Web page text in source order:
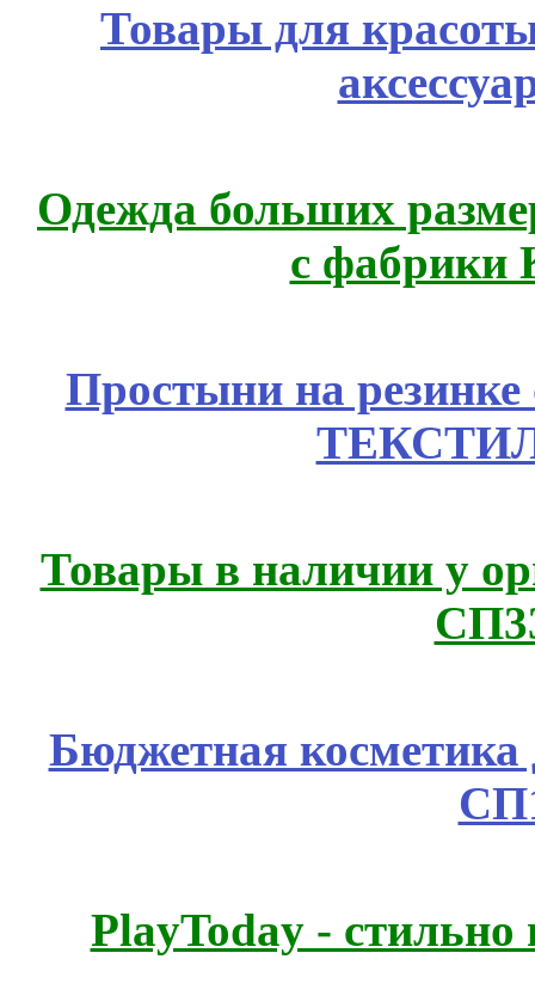
Товары для
Одежда больших
с фабрики
Простыни на
Товары в наличии у
Бюджетная косметика
PlayToday -